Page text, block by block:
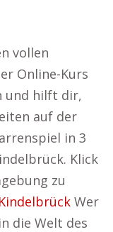
vollen
Online-Kurs
und hilft dir,
auf der
in 3
Klick
zu
Wer
die Welt des